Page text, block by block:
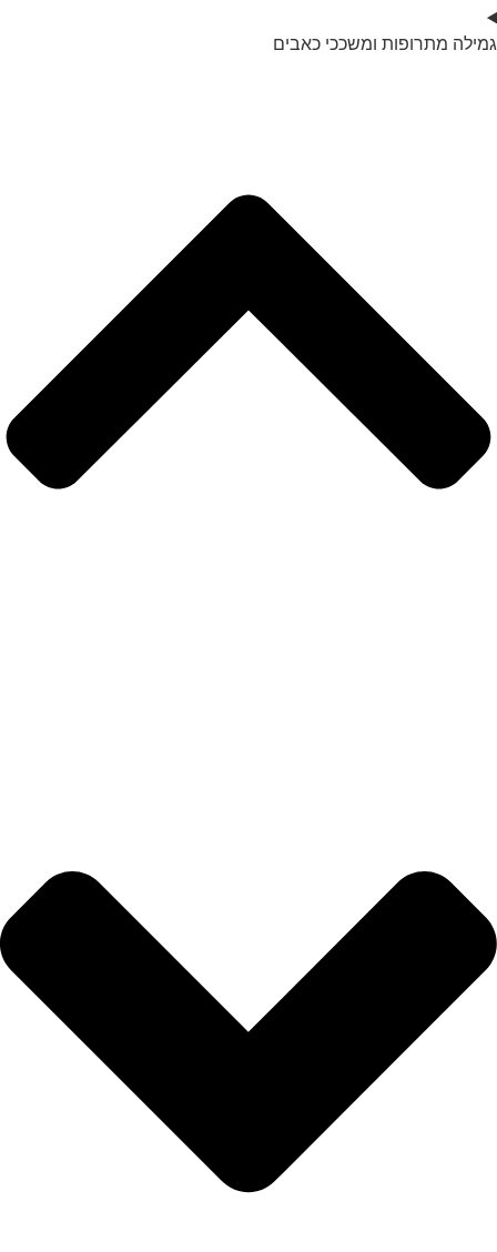
גמילה מתרופות ומשככי כאבים